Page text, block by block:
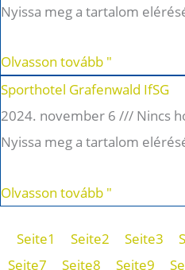
Nyissa meg a tartalom
Olvasson tovább "
Sporthotel Grafenwald IfSG
2024. november 6
Nincs
Nyissa meg a tartalom
Olvasson tovább "
Seite1 Seite2 Seite3
Seite7 Seite8 Seite9